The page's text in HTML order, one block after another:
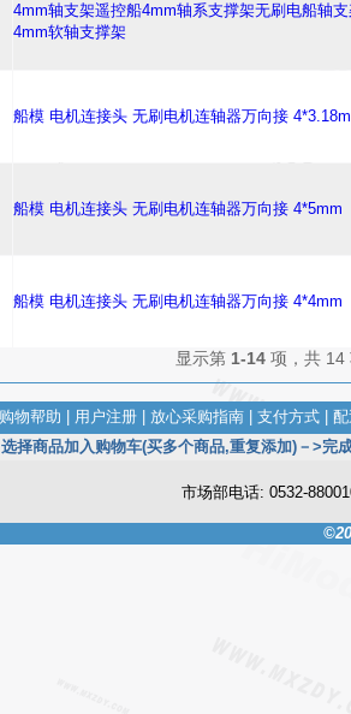
4mm轴支架遥控船4mm轴系支撑架无刷电船轴
4mm软轴支撑架
船模 电机连接头 无刷电机连轴器万向接
船模 电机连接头 无刷电机连轴器万向接 4*5mm
船模 电机连接头 无刷电机连轴器万向接 4*4mm
显示第 1-14 项，共 14
购物帮助 用户注册 放心采购指南 支付方式
择商品加入购物车(买多个商品,重复添加)－>
市场部电话: 0532-